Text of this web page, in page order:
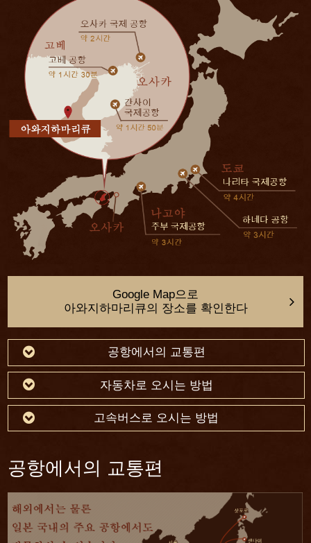
주차장
무료 주차장 (예약 불필요)
인터넷
전관 Wi-Fi (무선LAN) 이용 무료
데스크톱 컴퓨터 사용 가능
종업원이 대응 가능한 언어
일본어
영어
객실 설비 & 어메니티
테라스 (특별층 전용 노천탕이 딸린 객실
Type D는 제외한다)
샤워 부스
비데 장착 변기
가습공기청정기
슬림형 텔레비전 · 블루레이 플레이어
Wi-Fi (무선LAN)
전화
냉장고(미니바), 전기포트
금고
Google Map으로
아와지하마리큐의 장소를 확인한다
공항에서의 교통편
자동차로 오시는 방법
고속버스로 오시는 방법
공항에서의 교통편